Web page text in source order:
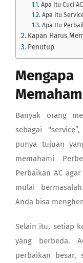
Apa Itu Cuci
Apa Itu
Apa Itu
Kapan Harus
Penutup
Banyak orang
sebagai
punya tujuan
memahami
Perbaikan AC
mulai
Anda bisa
Selain itu, setiap
yang berbeda.
perbaikan besar,